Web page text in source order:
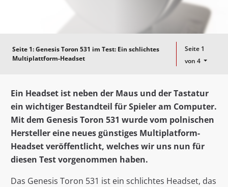
Seite 1:Genesis Toron 531 im Test: Ein schlichtes
Multiplattform-Headset
Seite 1
von 4
Ein Headset ist neben der Maus und der Tastatur
ein wichtiger Bestandteil für Spieler am Computer.
Mit dem Genesis Toron 531 wurde vom polnischen
Hersteller eine neues günstiges Multiplatform-
Headset veröffentlicht, welches wir uns nun für
diesen Test vorgenommen haben.
Das Genesis Toron 531 ist ein schlichtes Headset, das